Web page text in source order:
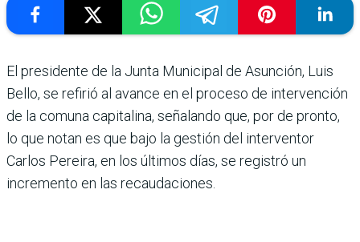
El presidente de la Junta Municipal de Asunción, Luis
Bello, se refirió al avance en el proceso de intervención
de la comuna capitalina, señalando que, por de pronto,
lo que notan es que bajo la gestión del interventor
Carlos Pereira, en los últimos días, se registró un
incremento en las recaudaciones.